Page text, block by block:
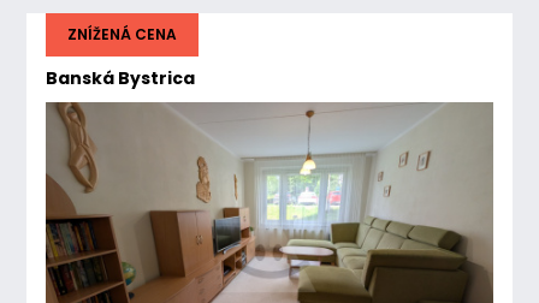
Banská Bystrica
ZNÍŽENÁ CENA